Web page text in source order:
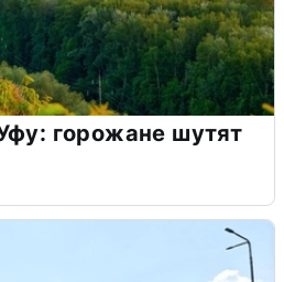
горожане шутят